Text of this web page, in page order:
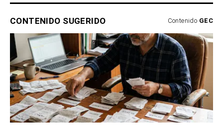
CONTENIDO SUGERIDO Contenido GEC